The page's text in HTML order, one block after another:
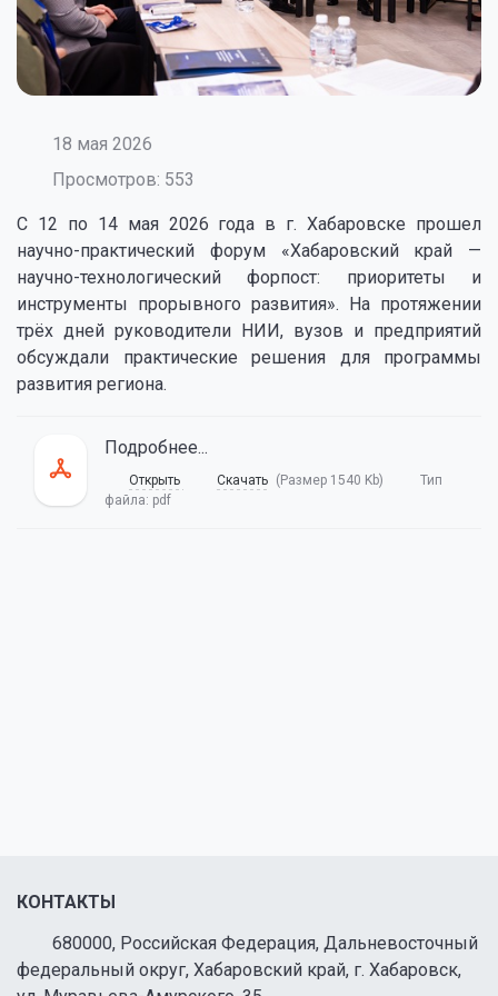
18 мая 2026
Просмотров: 553
С 12 по 14 мая 2026 года в г. Хабаровске прошел
научно-практический форум «Хабаровский край —
научно-технологический форпост: приоритеты и
инструменты прорывного развития». На протяжении
трёх дней руководители НИИ, вузов и предприятий
обсуждали практические решения для программы
развития региона.
Подробнее...
Открыть Скачать (Размер 1540 Kb)
Тип
файла: pdf
КОНТАКТЫ
680000, Российская Федерация, Дальневосточный
федеральный округ, Хабаровский край, г. Хабаровск,